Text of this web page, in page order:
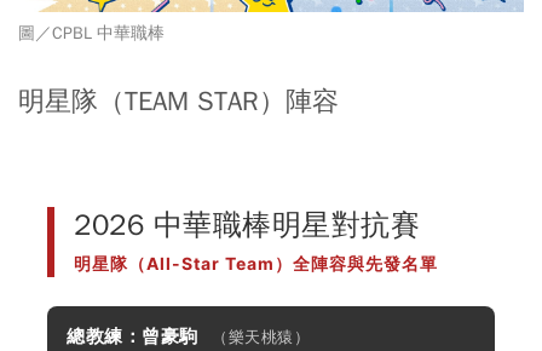
圖／CPBL 中華職棒
明星隊（TEAM STAR）陣容
2026 中華職棒明星對抗賽
明星隊（All-Star Team）全陣容與先發名單
總教練：曾豪駒 （樂天桃猿）